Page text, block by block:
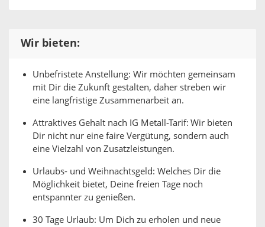
Wir bieten:
Unbefristete Anstellung: Wir möchten gemeinsam
mit Dir die Zukunft gestalten, daher streben wir
eine langfristige Zusammenarbeit an.
Attraktives Gehalt nach IG Metall-Tarif: Wir bieten
Dir nicht nur eine faire Vergütung, sondern auch
eine Vielzahl von Zusatzleistungen.
Urlaubs- und Weihnachtsgeld: Welches Dir die
Möglichkeit bietet, Deine freien Tage noch
entspannter zu genießen.
30 Tage Urlaub: Um Dich zu erholen und neue